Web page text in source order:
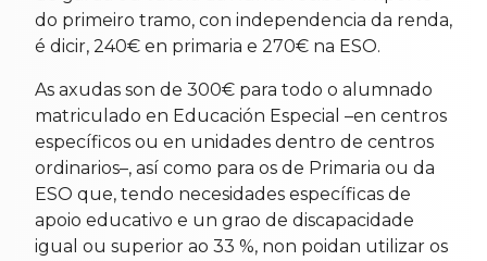
do primeiro tramo, con independencia da renda,
é dicir, 240€ en primaria e 270€ na ESO.
As axudas son de 300€ para todo o alumnado
matriculado en Educación Especial –en centros
específicos ou en unidades dentro de centros
ordinarios–, así como para os de Primaria ou da
ESO que, tendo necesidades específicas de
apoio educativo e un grao de discapacidade
igual ou superior ao 33 %, non poidan utilizar os